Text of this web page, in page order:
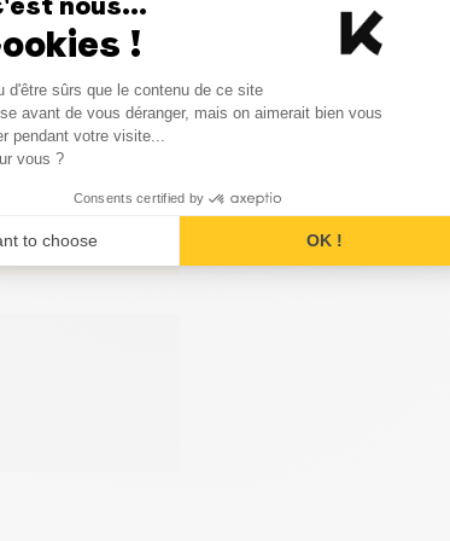
0
!
Management
d'être sûrs que le contenu de ce site
avant de vous déranger, mais on aimerait bien vous
pendant votre visite...
vous ?
Consents certified by
to choose OK !
Axeptio consent